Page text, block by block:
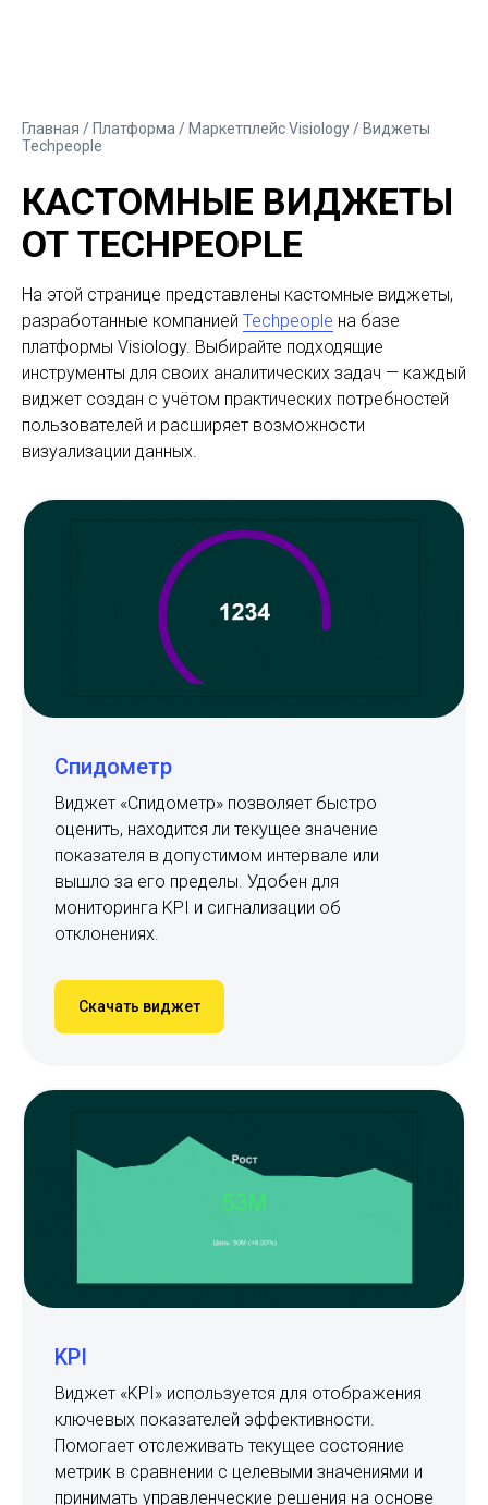
Главная / Платформа / Маркетплейс Visiology / Виджеты
Techpeople
КАСТОМНЫЕ ВИДЖЕТЫ
ОТ TECHPEOPLE
На этой странице представлены кастомные виджеты,
разработанные компанией Techpeople на базе
платформы Visiology. Выбирайте подходящие
инструменты для своих аналитических задач — каждый
виджет создан с учётом практических потребностей
пользователей и расширяет возможности
визуализации данных.
Спидометр
Виджет «Спидометр» позволяет быстро
оценить, находится ли текущее значение
показателя в допустимом интервале или
вышло за его пределы. Удобен для
мониторинга KPI и сигнализации об
отклонениях.
Скачать виджет
KPI
Виджет «KPI» используется для отображения
ключевых показателей эффективности.
Помогает отслеживать текущее состояние
метрик в сравнении с целевыми значениями и
принимать управленческие решения на основе